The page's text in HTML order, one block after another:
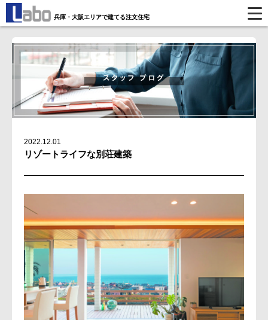
兵庫・大阪エリアで建てる注文住宅
2022.12.01
リゾートライフな別荘建築